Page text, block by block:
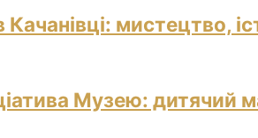
мистецтво,
Музею: дитячий